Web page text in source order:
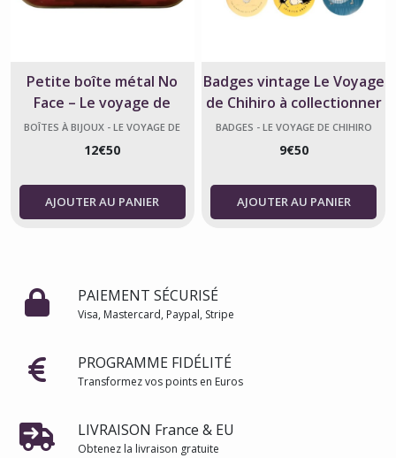
Petite boîte métal No
Face – Le voyage de
chihiro - Studio Ghibli
BOÎTES À BIJOUX - LE VOYAGE DE
12€50
AJOUTER AU PANIER
Badges vintage Le Voyage
de Chihiro à collectionner
– Officiel
BADGES - LE VOYAGE DE CHIHIRO
9€50
AJOUTER AU PANIER
PAIEMENT SÉCURISÉ
Visa, Mastercard, Paypal, Stripe
PROGRAMME FIDÉLITÉ
Transformez vos points en Euros
LIVRAISON France & EU
Obtenez la livraison gratuite